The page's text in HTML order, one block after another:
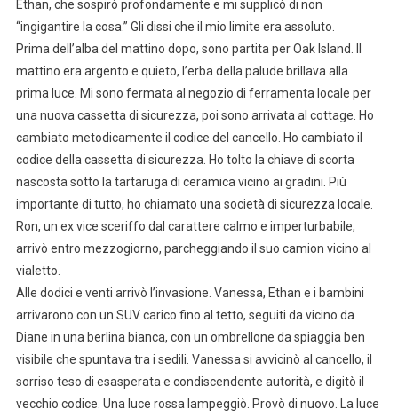
Ethan, che sospirò profondamente e mi supplicò di non
“ingigantire la cosa.” Gli dissi che il mio limite era assoluto.
Prima dell’alba del mattino dopo, sono partita per Oak Island. Il
mattino era argento e quieto, l’erba della palude brillava alla
prima luce. Mi sono fermata al negozio di ferramenta locale per
una nuova cassetta di sicurezza, poi sono arrivata al cottage. Ho
cambiato metodicamente il codice del cancello. Ho cambiato il
codice della cassetta di sicurezza. Ho tolto la chiave di scorta
nascosta sotto la tartaruga di ceramica vicino ai gradini. Più
importante di tutto, ho chiamato una società di sicurezza locale.
Ron, un ex vice sceriffo dal carattere calmo e imperturbabile,
arrivò entro mezzogiorno, parcheggiando il suo camion vicino al
vialetto.
Alle dodici e venti arrivò l’invasione. Vanessa, Ethan e i bambini
arrivarono con un SUV carico fino al tetto, seguiti da vicino da
Diane in una berlina bianca, con un ombrellone da spiaggia ben
visibile che spuntava tra i sedili. Vanessa si avvicinò al cancello, il
sorriso teso di esasperata e condiscendente autorità, e digitò il
vecchio codice. Una luce rossa lampeggiò. Provò di nuovo. La luce